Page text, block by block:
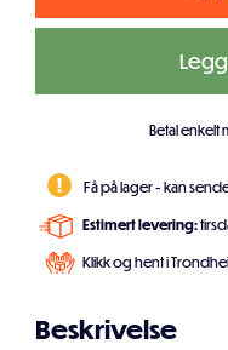
Betal enkelt
Få på lager - kan
Estimert levering:
Klikk og hent i
Beskrivelse